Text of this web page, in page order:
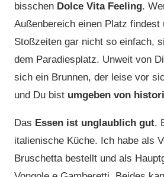
bisschen Dolce Vita Feeling.
Außenbereich einen Platz findest
Stoßzeiten gar nicht so einfach,
dem Paradiesplatz. Unweit von
sich ein Brunnen, der leise vor
und Du bist umgeben von
Das Essen ist unglaublich gut.
italienische Küche. Ich habe als
Bruschetta bestellt und als